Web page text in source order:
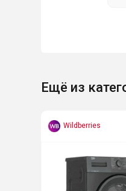
Ещё из
Wildberries